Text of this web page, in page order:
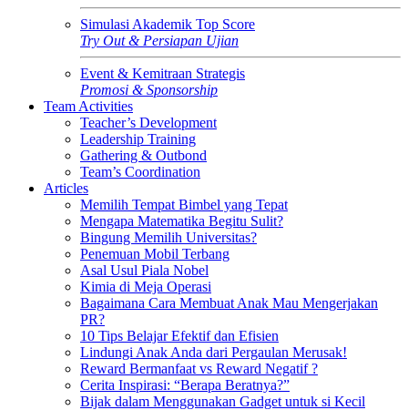
Simulasi Akademik Top Score
Try Out & Persiapan Ujian
Event & Kemitraan Strategis
Promosi & Sponsorship
Team Activities
Teacher’s Development
Leadership Training
Gathering & Outbond
Team’s Coordination
Articles
Memilih Tempat Bimbel yang Tepat
Mengapa Matematika Begitu Sulit?
Bingung Memilih Universitas?
Penemuan Mobil Terbang
Asal Usul Piala Nobel
Kimia di Meja Operasi
Bagaimana Cara Membuat Anak Mau Mengerjakan
PR?
10 Tips Belajar Efektif dan Efisien
Lindungi Anak Anda dari Pergaulan Merusak!
Reward Bermanfaat vs Reward Negatif ?
Cerita Inspirasi: “Berapa Beratnya?”
Bijak dalam Menggunakan Gadget untuk si Kecil